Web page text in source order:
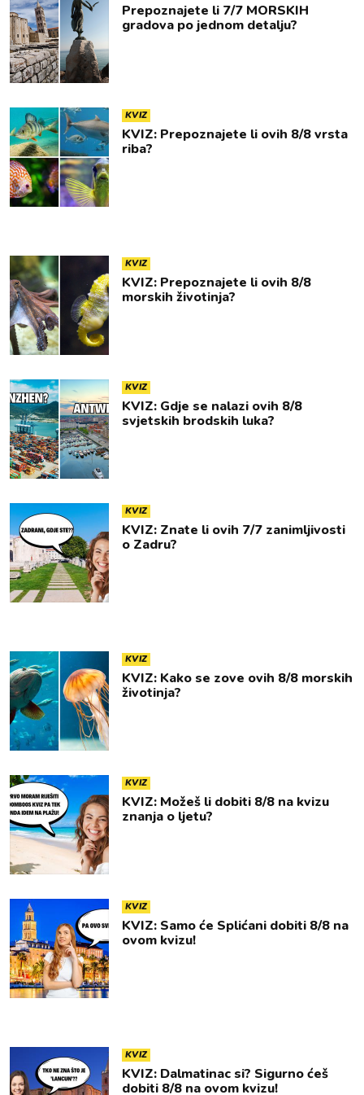
Prepoznajete li 7/7 MORSKIH
gradova po jednom detalju?
KVIZ
KVIZ: Prepoznajete li ovih 8/8 vrsta
riba?
KVIZ
KVIZ: Prepoznajete li ovih 8/8
morskih životinja?
KVIZ
KVIZ: Gdje se nalazi ovih 8/8
svjetskih brodskih luka?
KVIZ
KVIZ: Znate li ovih 7/7 zanimljivosti
o Zadru?
KVIZ
KVIZ: Kako se zove ovih 8/8 morskih
životinja?
KVIZ
KVIZ: Možeš li dobiti 8/8 na kvizu
znanja o ljetu?
KVIZ
KVIZ: Samo će Splićani dobiti 8/8 na
ovom kvizu!
KVIZ
KVIZ: Dalmatinac si? Sigurno ćeš
dobiti 8/8 na ovom kvizu!